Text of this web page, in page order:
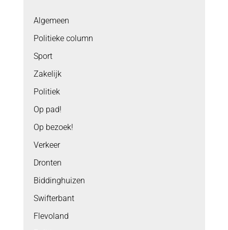
Algemeen
Politieke column
Sport
Zakelijk
Politiek
Op pad!
Op bezoek!
Verkeer
Dronten
Biddinghuizen
Swifterbant
Flevoland